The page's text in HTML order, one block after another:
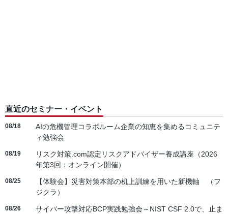
直近のセミナー・イベント
08/18
AIの危機管理コラボルーム企業の知恵を集めるコミュニテ
ィ勉強会
08/19
リスク対策.com認定リスクアドバイザー養成講座（2026
年第3回：オンライン開催）
08/25
【体験会】災害対策本部の机上訓練を用いた新機軸 （フ
ジクラ）
08/26
サイバー攻撃対応BCP実践勉強会～NIST CSF 2.0で、止ま